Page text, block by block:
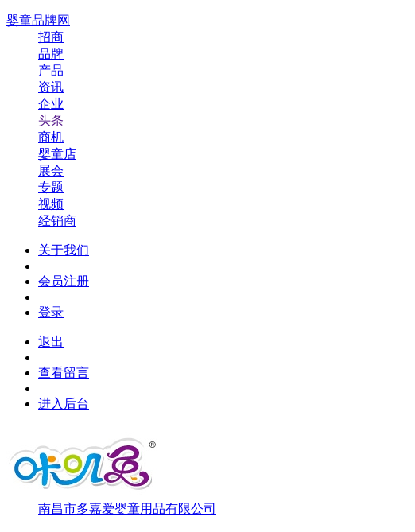
婴童品牌网
招商
品牌
产品
资讯
企业
头条
商机
婴童店
展会
专题
视频
经销商
关于我们
会员注册
登录
退出
查看留言
进入后台
南昌市多嘉爱婴童用品有限公司